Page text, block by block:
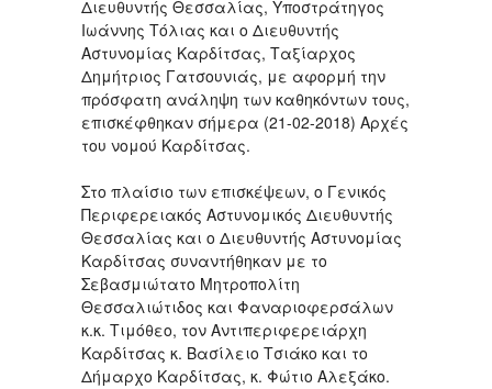
Διευθυντής Θεσσαλίας, Υποστράτηγος
Ιωάννης Τόλιας και ο Διευθυντής
Αστυνομίας Καρδίτσας, Ταξίαρχος
Δημήτριος Γατσουνιάς, με αφορμή την
πρόσφατη ανάληψη των καθηκόντων τους,
επισκέφθηκαν σήμερα (21-02-2018) Αρχές
του νομού Καρδίτσας.
Στο πλαίσιο των επισκέψεων, ο Γενικός
Περιφερειακός Αστυνομικός Διευθυντής
Θεσσαλίας και ο Διευθυντής Αστυνομίας
Καρδίτσας συναντήθηκαν με το
Σεβασμιώτατο Μητροπολίτη
Θεσσαλιώτιδος και Φαναριοφερσάλων
κ.κ. Τιμόθεο, τον Αντιπεριφερειάρχη
Καρδίτσας κ. Βασίλειο Τσιάκο και το
Δήμαρχο Καρδίτσας, κ. Φώτιο Αλεξάκο.